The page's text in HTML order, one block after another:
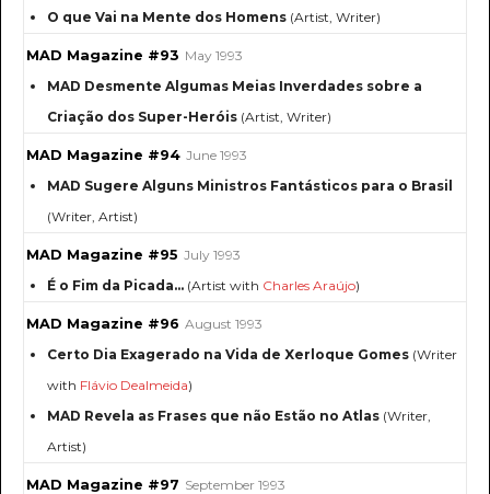
O que Vai na Mente dos Homens (Artist, Writer)
MAD Magazine #93 May 1993
MAD Desmente Algumas Meias Inverdades sobre a
Criação dos Super-Heróis (Artist, Writer)
MAD Magazine #94 June 1993
MAD Sugere Alguns Ministros Fantásticos para o Brasil
(Writer, Artist)
MAD Magazine #95 July 1993
É o Fim da Picada… (Artist with Charles Araújo)
MAD Magazine #96 August 1993
Certo Dia Exagerado na Vida de Xerloque Gomes (Writer
with Flávio Dealmeida)
MAD Revela as Frases que não Estão no Atlas (Writer,
Artist)
MAD Magazine #97 September 1993